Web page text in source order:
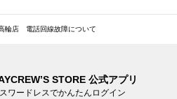
輪店 電話回線故障について
STORE 公式アプリ
ワードレスでかんたんログイン